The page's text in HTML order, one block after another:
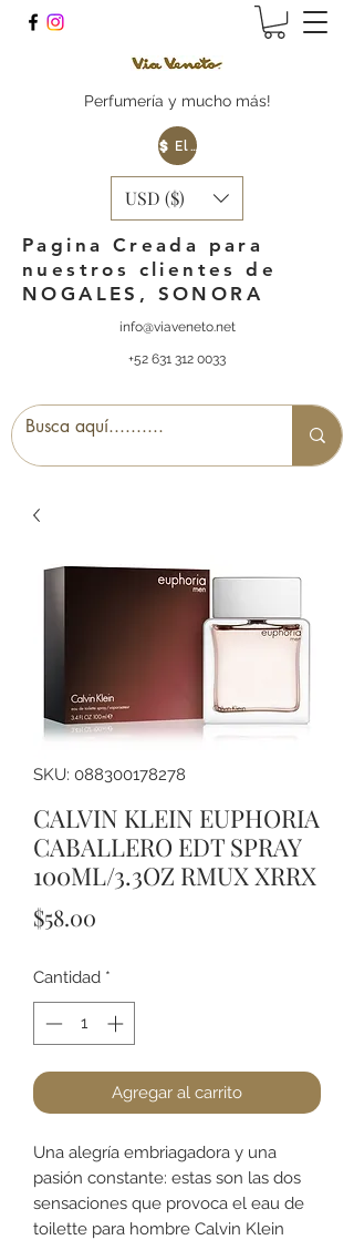
Perfumería y mucho más!
Elige tu Moneda
USD ($)
Pagina Creada para
nuestros clientes de
NOGALES, SONORA
info@viaveneto.net
+52 631 312 0033
SKU: 088300178278
CALVIN KLEIN EUPHORIA
CABALLERO EDT SPRAY
100ML/3.3OZ RMUX XRRX
$58.00
Cantidad *
Agregar al carrito
Una alegría embriagadora y una
pasión constante: estas son las dos
sensaciones que provoca el eau de
toilette para hombre Calvin Klein